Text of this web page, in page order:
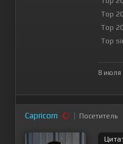
Top
Top
Top
8 июля
Capricorn Посетитель